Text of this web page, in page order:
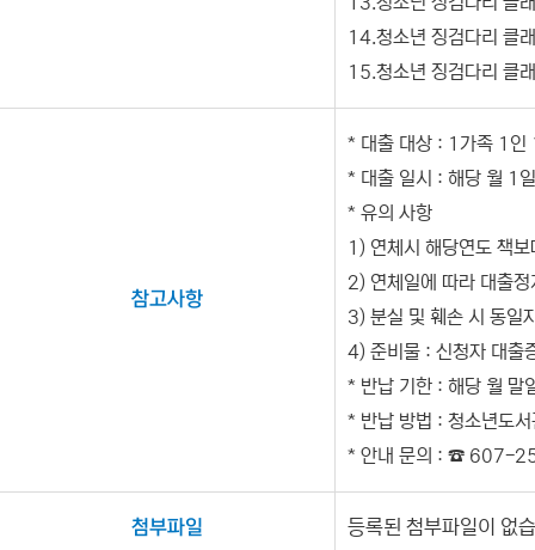
14.청소년 징검다리 클
15.청소년 징검다리 클
참고사항
* 대출 대상 : 1가족 1인
* 대출 일시 : 해당 월 1
* 유의 사항
1) 연체시 해당연도 책
2) 연체일에 따라 대출
3) 분실 및 훼손 시 동일
4) 준비물 : 신청자 대출
* 반납 기한 : 해당 월 말
* 반납 방법 : 청소년도
* 안내 문의 : ☎ 607-
첨부파일 등록된 첨부파일이 없